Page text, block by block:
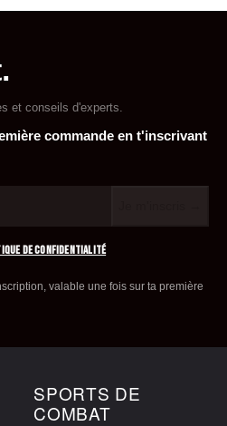
et conseils d'experts.
commande en t'inscrivant
DE CONFIDENTIALITÉ
valable une fois sur ta première
SPORTS DE
COMBAT